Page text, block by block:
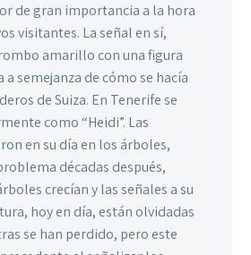
de gran importancia a la hora
visitantes. La señal en sí,
amarillo con una figura
a semejanza de cómo se hacía
de Suiza. En Tenerife se
como “Heidi”. Las
en su día en los árboles,
décadas después,
crecían y las señales a su
hoy en día, están olvidadas
se han perdido, pero este